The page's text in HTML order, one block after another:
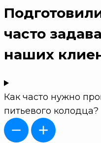
часто
наших
Как часто нужно
питьевого колодца?